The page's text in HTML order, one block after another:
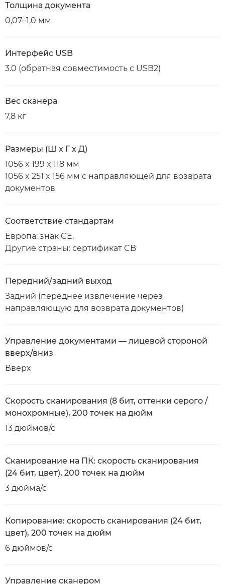
Толщина документа
0,07–1,0 мм
Интерфейс USB
3.0 (обратная совместимость с USB2)
Вес сканера
7,8 кг
Размеры (Ш х Г х Д)
1056 x 199 x 118 мм
1056 x 251 x 156 мм с направляющей для возврата
документов
Соответствие стандартам
Европа: знак CE,
Другие страны: сертификат CB
Передний/задний выход
Задний (переднее извлечение через
направляющую для возврата документов)
Управление документами — лицевой стороной
вверх/вниз
Вверх
Скорость сканирования (8 бит, оттенки серого /
монохромные), 200 точек на дюйм
13 дюймов/с
Сканирование на ПК: скорость сканирования
(24 бит, цвет), 200 точек на дюйм
3 дюйма/с
Копирование: скорость сканирования (24 бит,
цвет), 200 точек на дюйм
6 дюймов/с
Управление сканером